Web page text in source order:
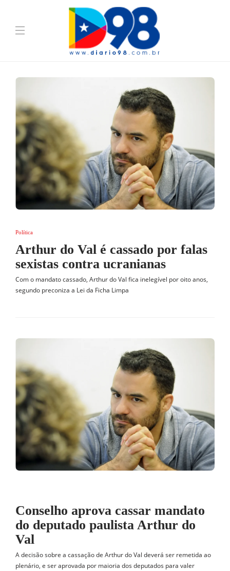
Política
Arthur do Val é cassado por falas
sexistas contra ucranianas
Com o mandato cassado, Arthur do Val fica inelegível por oito anos,
segundo preconiza a Lei da Ficha Limpa
Conselho aprova cassar mandato
do deputado paulista Arthur do
Val
A decisão sobre a cassação de Arthur do Val deverá ser remetida ao
plenário, e ser aprovada por maioria dos deputados para valer